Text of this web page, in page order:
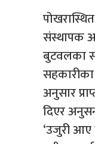
संस्थापक
बुटवलका
अनुसार
दिएर
‘उजुरी